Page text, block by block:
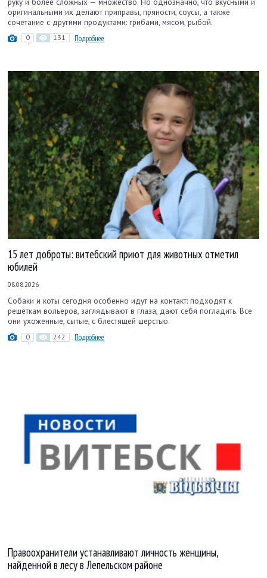
руку и более сложных — множество. Но однозначно, что вкусными и
оригинальными их делают приправы, пряности, соусы, а также
сочетание с другими продуктами: грибами, мясом, рыбой.
0 131 Подробнее
15 лет доброты: витебский приют для животных отметил
юбилей
08.08.2026
Собаки и коты сегодня особенно идут на контакт: подходят к
решёткам вольеров, заглядывают в глаза, дают себя погладить. Все
они ухоженные, сытые, с блестящей шерстью.
0 242 Подробнее
Правоохранители устанавливают личность женщины,
найденной в лесу в Лепельском районе